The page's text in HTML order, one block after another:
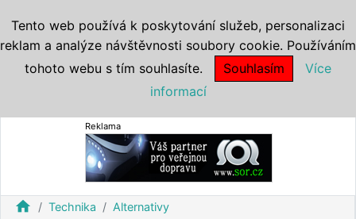
Reklama
home Technika
Alternativy
Tento web používá k poskytování služeb, personalizaci
reklam a analýze návštěvnosti soubory cookie. Používáním
tohoto webu s tím souhlasíte.
Souhlasím
Více
informací